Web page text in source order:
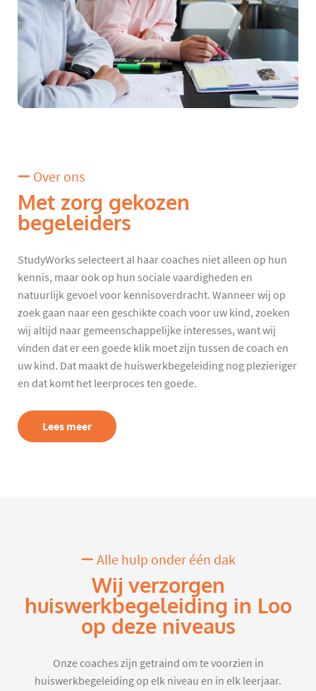
Over ons
Met zorg gekozen
begeleiders
StudyWorks selecteert al haar coaches niet alleen op hun
kennis, maar ook op hun sociale vaardigheden en
natuurlijk gevoel voor kennisoverdracht. Wanneer wij op
zoek gaan naar een geschikte coach voor uw kind, zoeken
wij altijd naar gemeenschappelijke interesses, want wij
vinden dat er een goede klik moet zijn tussen de coach en
uw kind. Dat maakt de huiswerkbegeleiding nog plezieriger
en dat komt het leerproces ten goede.
Lees meer
Alle hulp onder één dak
Wij verzorgen
huiswerkbegeleiding in Loo
op deze niveaus
Onze coaches zijn getraind om te voorzien in
huiswerkbegeleiding op elk niveau en in elk leerjaar.